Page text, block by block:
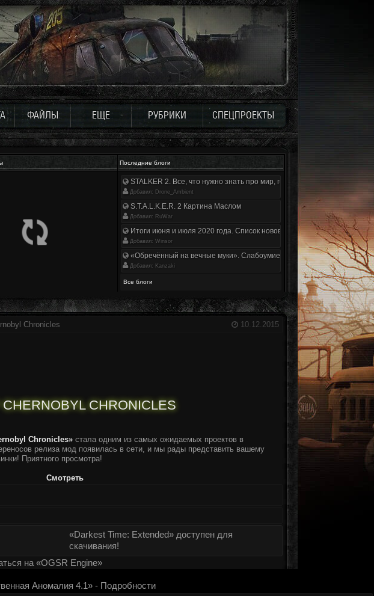
ФАЙЛЫ ЕЩЕ РУБРИКИ СПЕЦПРОЕКТЫ
Последние блоги
STALKER 2. Все, что нужно знать про мир, геймплей и сюжет | Разбор
Добавил: Drone_Ambient
S.T.A.L.K.E.R. 2 Картина Маслом
Добавил: RuWar
Итоги июня и июля 2020 года. Список нововведений
Добавил: Winsor
«Обречённый на вечные муки». Слабоумие и отвага
Добавил: Kanzaki
Все блоги
10.12.2015
Chronicles
CHRONICLES
Chronicles» стала одним из самых ожидаемых проектов в
релиза мод появилась в сети, и мы рады представить вашему
Приятного просмотра!
Смотреть
«Darkest Time: Extended» доступен для
скачивания!
на «OGSR Engine»
Аномалия 4.1» - Подробности